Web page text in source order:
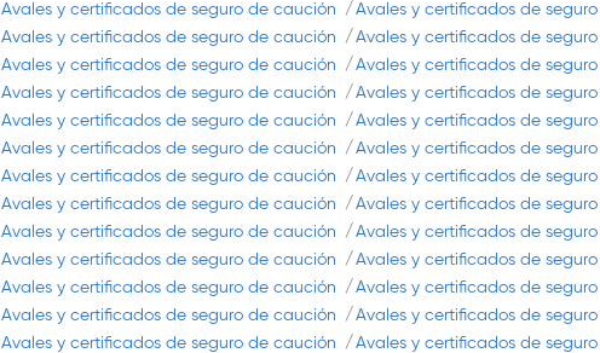
Avales y certificados de seguro de caución
Avales y certificados de
Avales y certificados de seguro de caución
Avales y certificados de
Avales y certificados de seguro de caución
Avales y certificados de
Avales y certificados de seguro de caución
Avales y certificados de
Avales y certificados de seguro de caución
Avales y certificados de
Avales y certificados de seguro de caución
Avales y certificados de
Avales y certificados de seguro de caución
Avales y certificados de
Avales y certificados de seguro de caución
Avales y certificados de
Avales y certificados de seguro de caución
Avales y certificados de
Avales y certificados de seguro de caución
Avales y certificados de
Avales y certificados de seguro de caución
Avales y certificados de
Avales y certificados de seguro de caución
Avales y certificados de
Avales y certificados de seguro de caución
Avales y certificados de